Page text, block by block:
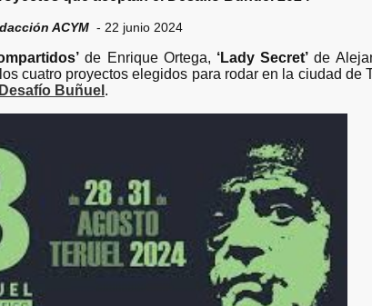
ACYM - 22 junio 2024
de Enrique Ortega, ‘Lady Secret’ de
cuatro proyectos elegidos para rodar en la ciudad de
Buñuel .